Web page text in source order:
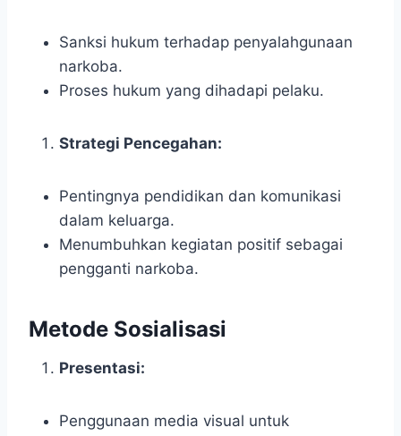
Sanksi hukum terhadap penyalahgunaan
narkoba.
Proses hukum yang dihadapi pelaku.
Strategi Pencegahan:
Pentingnya pendidikan dan komunikasi
dalam keluarga.
Menumbuhkan kegiatan positif sebagai
pengganti narkoba.
Metode Sosialisasi
Presentasi:
Penggunaan media visual untuk